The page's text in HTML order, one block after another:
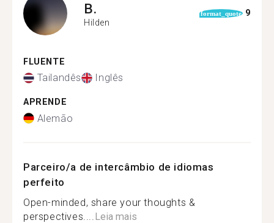
B.
Hilden
format_quote 9
FLUENTE
Tailandês Inglês
APRENDE
Alemão
Parceiro/a de intercâmbio de idiomas
perfeito
Open-minded, share your thoughts &
perspectives.... Leia mais